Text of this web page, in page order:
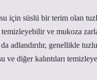
için süslü bir terim olan
temizleyebilir ve mukoza
adlandırılır, genellikle
ve diğer kalıntıları